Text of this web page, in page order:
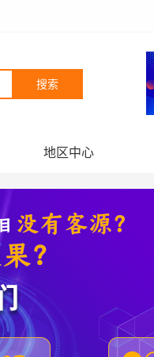
搜索
地区中心